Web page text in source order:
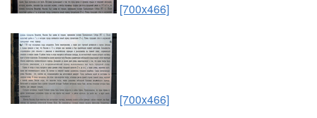
[700x466]
[700x466]